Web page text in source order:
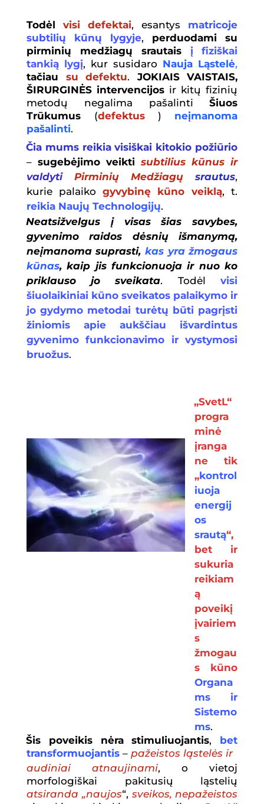
Todėl visi defektai, esantys matricoje
subtilių kūnų lygyje, perduodami su
pirminių medžiagų srautais į fiziškai
tankią lygį, kur susidaro Nauja Ląstelė,
tačiau su defektu. JOKIAIS VAISTAIS,
ŠIRURGINĖS intervencijos ir kitų fizinių
metodų negalima pašalintiŠiuos
Trūkumus (defektus ) neįmanoma
pašalinti.
Čia mums reikia visiškai kitokio požiūrio
– sugebėjimo veikti subtilius kūnus ir
valdyti Pirminių Medžiagų srautus,
kurie palaikogyvybinę kūno veiklą, t.
reikia Naujų Technologijų.
Neatsižvelgus į visas šias savybes,
gyvenimo raidos dėsnių išmanymą,
neįmanomasuprasti, kas yra žmogaus
kūnas, kaip jis funkcionuoja ir nuo ko
priklauso jo sveikata. Todėlvisi
šiuolaikiniai kūno sveikatos palaikymo ir
jo gydymo metodai turėtų būti pagrįsti
žiniomis apie aukščiau išvardintus
gyvenimo funkcionavimo ir vystymosi
bruožus.
„SvetL“
progra
minė
įranga
ne tik
„kontrol
iuoja
energij
os
srautą“,
bet ir
sukuria
reikiam
ą
poveikį
įvairiem
s
žmogau
s kūno
Organa
ms ir
Sistemo
ms.
Šis poveikis nėra stimuliuojantis, bet
transformuojantis– pažeistos ląstelės ir
audiniai atnaujinami, o vietoj
morfologiškai pakitusių ląstelių
atsiranda „naujos“, sveikos, nepažeistos